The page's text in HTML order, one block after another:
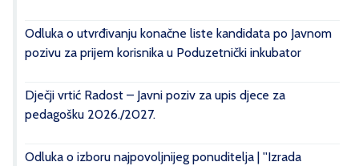
Odluka o utvrđivanju konačne liste kandidata po Javnom
pozivu za prijem korisnika u Poduzetnički inkubator
Dječji vrtić Radost – Javni poziv za upis djece za
pedagošku 2026./2027.
Odluka o izboru najpovoljnijeg ponuditelja | ''Izrada